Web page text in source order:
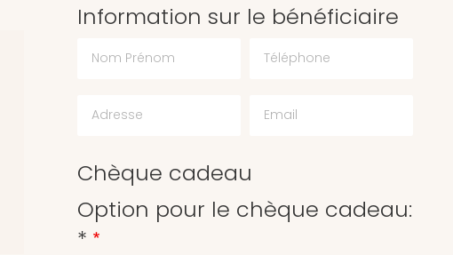
Information sur le bénéficiaire
Chèque cadeau
Option pour le chèque cadeau:
*